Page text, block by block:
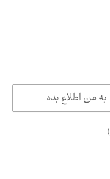
به من اطلاع بده
)